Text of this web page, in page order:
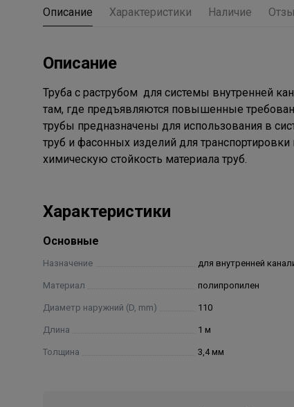
Описание Характеристики Наличие
Описание
Труба с раструбом для системы внутренней
там, где предъявляются повышенные
трубы предназначены для использования в
труб и фасонных изделий для
химическую стойкость материала труб.
Характеристики
Основные
Назначение для внутренней
Материал полипропилен
Диаметр наружний (D, mm) 110
Длина 1 м
Толщина 3,4 мм